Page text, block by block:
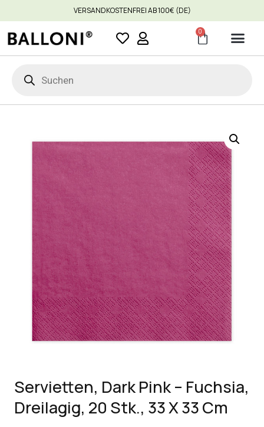
VERSANDKOSTENFREI AB 100€ (DE)
0
Servietten, Dark Pink – Fuchsia,
Dreilagig, 20 Stk., 33 X 33 Cm